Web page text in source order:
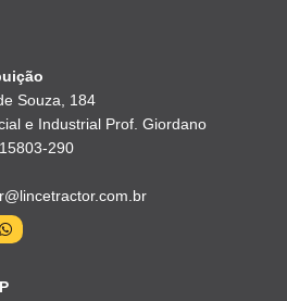
Souza, 184
e Industrial Prof. Giordano
290